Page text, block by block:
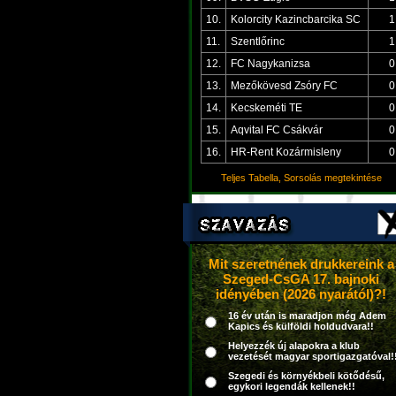
10.
Kolorcity Kazincbarcika SC
1
11.
Szentlőrinc
1
12.
FC Nagykanizsa
0
13.
Mezőkövesd Zsóry FC
0
14.
Kecskeméti TE
0
15.
Aqvital FC Csákvár
0
16.
HR-Rent Kozármisleny 0
Teljes Tabella, Sorsolás megtekintése
Mit szeretnének drukkereink a
Szeged-CsGA 17. bajnoki
idényében (2026 nyarától)?!
16 év után is maradjon még Adem
Kapics és külföldi holdudvara!!
Helyezzék új alapokra a klub
vezetését magyar
Szegedi és környékbeli kötődésű,
egykori legendák kellenek!!